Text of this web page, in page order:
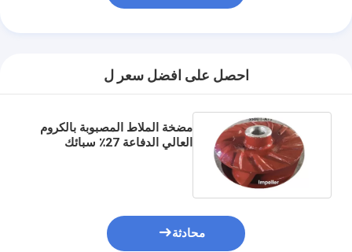
مضخة الطين الطرد المركزي
مضخة حرارة مصدر المياه
مضخة الحرارة المائية
مضخة حرارية لحمام السباحة
مضخة حرارة عالية الحرارة
مضخة طرد مركزي متعددة المراحل
احصل على افضل سعر ل
مضخة الملاط المصبوبة بالكروم
العالي الدفاعة 27٪ سبائك
محادثة